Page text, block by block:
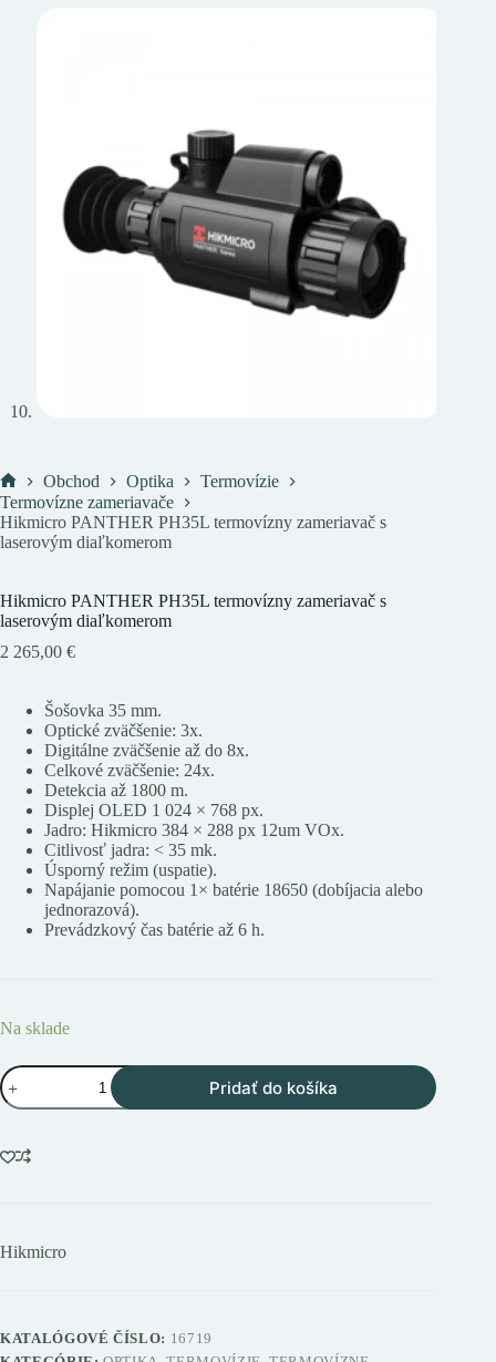
Domov
Obchod Optika
Termovízie
Termovízne zameriavače
Hikmicro PANTHER PH35L termovízny zameriavač s
laserovým diaľkomerom
Hikmicro PANTHER PH35L termovízny zameriavač s
laserovým diaľkomerom
2 265,00 €
Šošovka 35 mm.
Optické zväčšenie: 3x.
Digitálne zväčšenie až do 8x.
Celkové zväčšenie: 24x.
Detekcia až 1800 m.
Displej OLED 1 024 × 768 px.
Jadro: Hikmicro 384 × 288 px 12um VOx.
Citlivosť jadra: < 35 mk.
Úsporný režim (uspatie).
Napájanie pomocou 1× batérie 18650 (dobíjacia alebo
jednorazová).
Prevádzkový čas batérie až 6 h.
Na sklade
množstvo
Hikmicro
PANTHER
termovízny
zameriavač
Pridať do košíka
Hikmicro
KATALÓGOVÉ ČÍSLO: 16719